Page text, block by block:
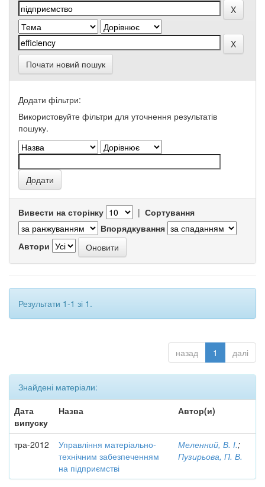
Почати новий пошук
Додати фільтри:
Використовуйте фільтри для уточнення результатів
пошуку.
Вивести на сторінку | Сортування
Впорядкування
Автори
Результати 1-1 зі 1.
назад 1 далі
Знайдені матеріали:
Дата
випуску
Назва Автор(и)
тра-2012
Управління матеріально-
технічним забезпеченням
на підприємстві
Меленний, В. І.;
Пузирьова, П. В.